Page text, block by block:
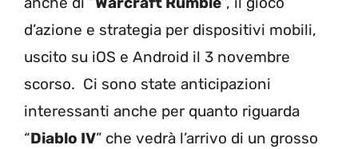
d’azione e strategia per dispositivi mobili,
uscito su iOS e Android il 3 novembre
scorso. Ci sono state anticipazioni
interessanti anche per quanto riguarda
“Diablo IV” che vedrà l’arrivo di un grosso